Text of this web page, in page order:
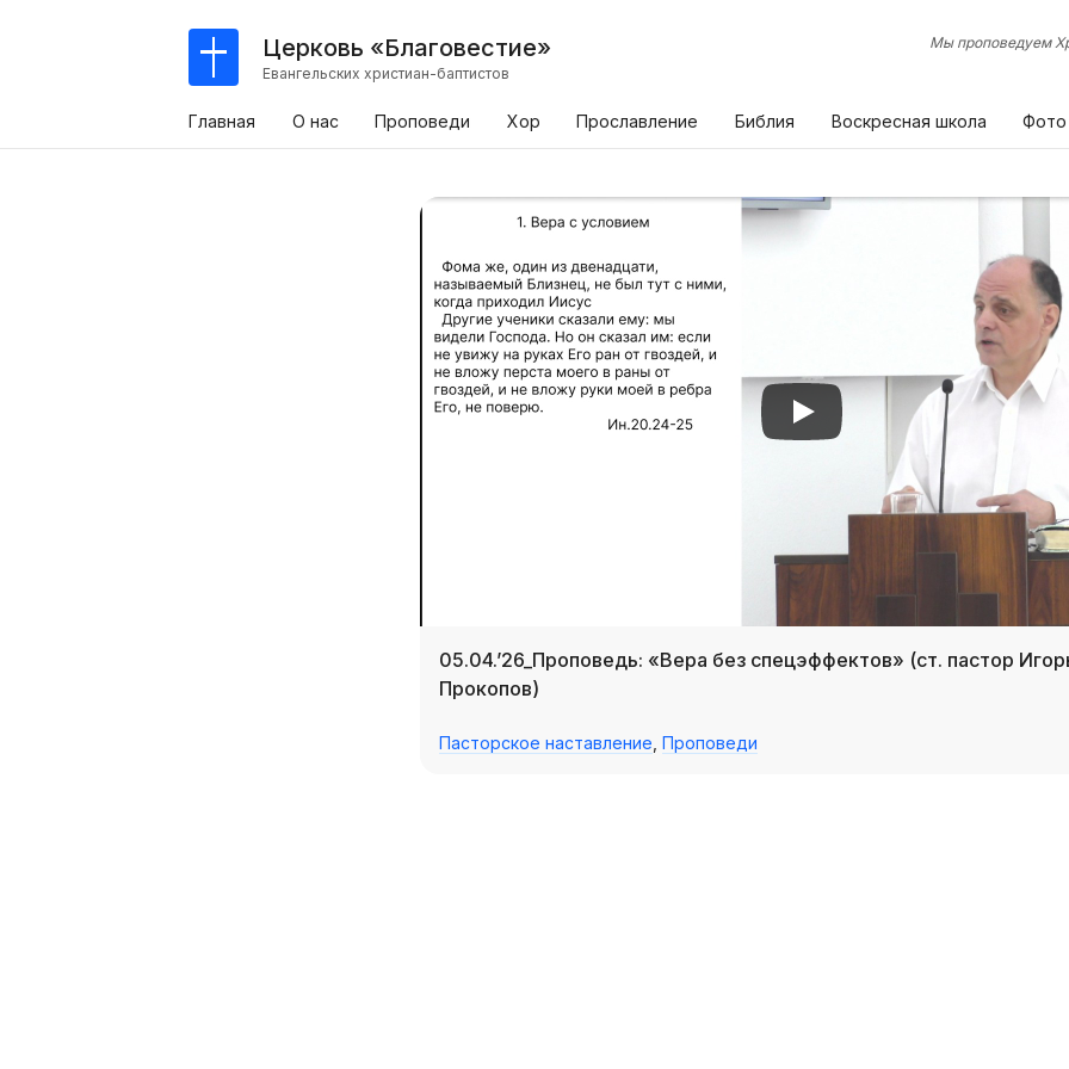
Церковь «Благовестие»
Евангельских христиан-баптистов
Мы проповедуем
Главная О нас Проповеди Хор Прославление Библия Воскресная школа Фото
05.04.’26_Проповедь: «Вера без спецэффектов» (ст. пастор
Прокопов)
Пасторское наставление Проповеди